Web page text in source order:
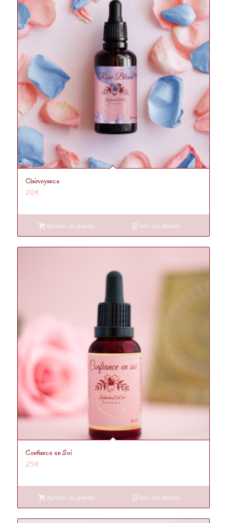
Clairvoyance
20€
Ajouter au panier Voir les détails
Confiance en Soi
25€
Ajouter au panier Voir les détails